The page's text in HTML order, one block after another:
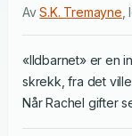
AvS.K. Tremayne ,
«Ildbarnet» er en
skrekk, fra det
Når Rachel gifter